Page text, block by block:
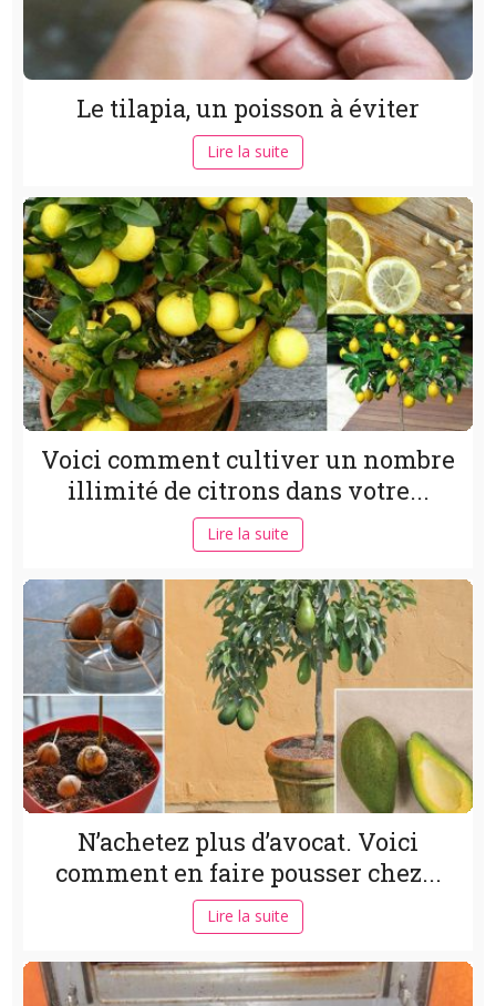
Le tilapia, un poisson à éviter
Lire la suite
Voici comment cultiver un nombre
illimité de citrons dans votre...
Lire la suite
N’achetez plus d’avocat. Voici
comment en faire pousser chez...
Lire la suite